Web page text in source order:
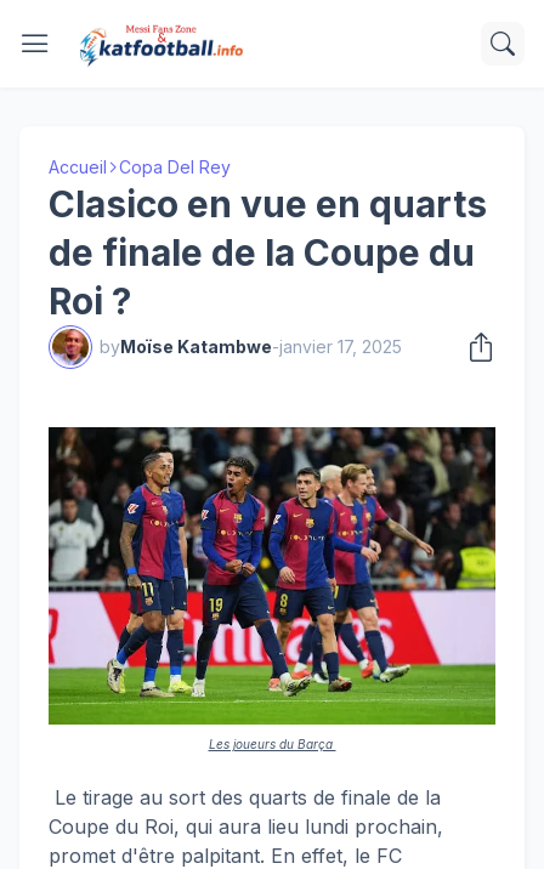
Accueil Copa Del Rey
Clasico en vue en quarts
de finale de la Coupe du
Roi ?
byMoïse Katambwe-janvier 17, 2025
Les joueurs du Barça
Le tirage au sort des quarts de finale de la
Coupe du Roi, qui aura lieu lundi prochain,
promet d'être palpitant. En effet, le FC